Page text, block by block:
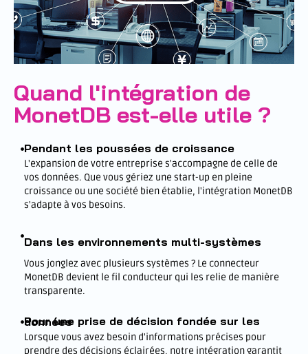
Quand l'intégration de
MonetDB est-elle utile ?
Pendant les poussées de croissance
L'expansion de votre entreprise s'accompagne de celle de
vos données. Que vous gériez une start-up en pleine
croissance ou une société bien établie, l'intégration MonetDB
s'adapte à vos besoins.
Dans les environnements multi-systèmes
Vous jonglez avec plusieurs systèmes ? Le connecteur
MonetDB devient le fil conducteur qui les relie de manière
transparente.
Pour une prise de décision fondée sur les données
Lorsque vous avez besoin d'informations précises pour
prendre des décisions éclairées, notre intégration garantit